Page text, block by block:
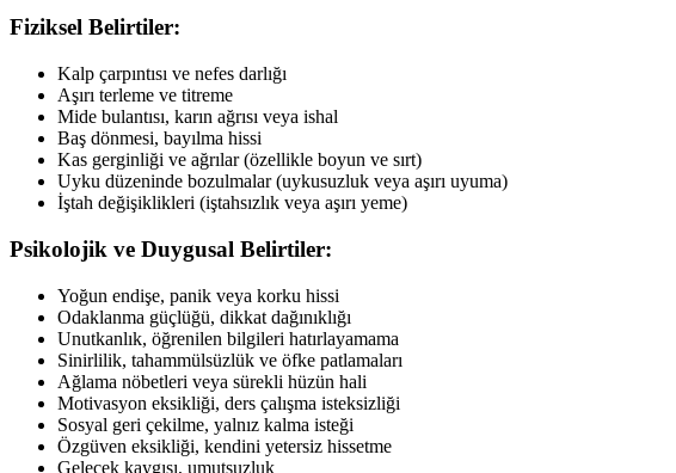
Fiziksel Belirtiler:
Kalp çarpıntısı ve nefes darlığı
Aşırı terleme ve titreme
Mide bulantısı, karın ağrısı veya ishal
Baş dönmesi, bayılma hissi
Kas gerginliği ve ağrılar (özellikle boyun ve sırt)
Uyku düzeninde bozulmalar (uykusuzluk veya aşırı uyuma)
İştah değişiklikleri (iştahsızlık veya aşırı yeme)
Psikolojik ve Duygusal Belirtiler:
Yoğun endişe, panik veya korku hissi
Odaklanma güçlüğü, dikkat dağınıklığı
Unutkanlık, öğrenilen bilgileri hatırlayamama
Sinirlilik, tahammülsüzlük ve öfke patlamaları
Ağlama nöbetleri veya sürekli hüzün hali
Motivasyon eksikliği, ders çalışma isteksizliği
Sosyal geri çekilme, yalnız kalma isteği
Özgüven eksikliği, kendini yetersiz hissetme
Gelecek kaygısı, umutsuzluk